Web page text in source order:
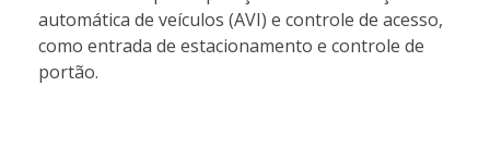
automática de veículos (AVI) e controle de acesso,
como entrada de estacionamento e controle de
portão.